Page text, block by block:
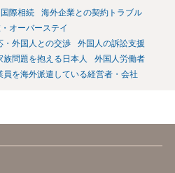
国際相続
海外企業との契約トラブル
オーバーステイ
・外国人との交渉
外国人の訴訟支援
族問題を抱える日本人
外国人労働者
員を海外派遣している経営者・会社